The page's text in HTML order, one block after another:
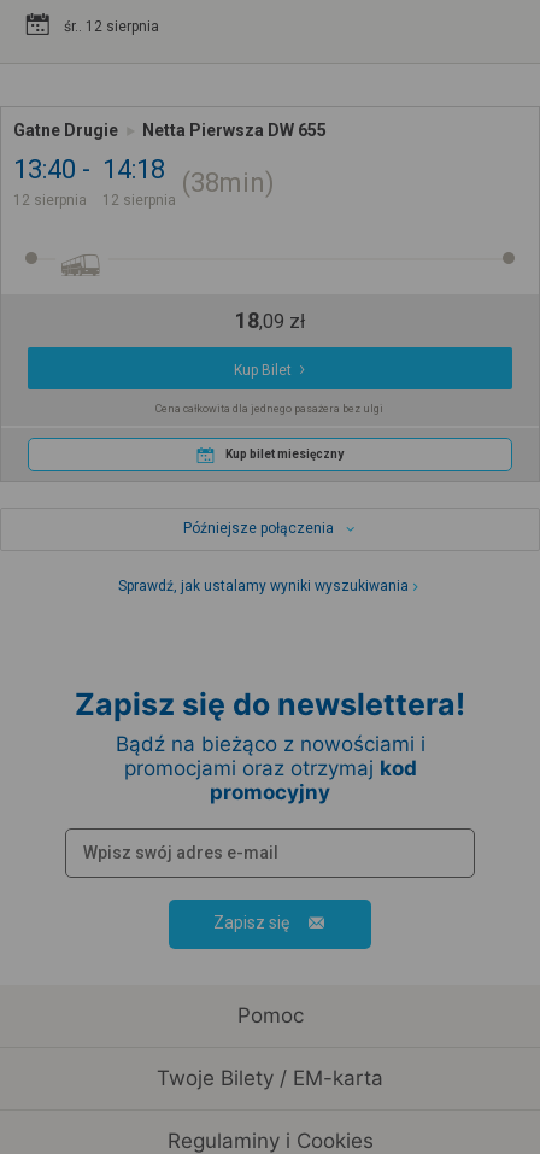
śr.. 12 sierpnia
Gatne Drugie Netta Pierwsza DW 655
13:40
12 sierpnia
14:18
12 sierpnia
38min
18,09 zł
Kup Bilet
Cena całkowita dla jednego pasażera bez ulgi
Kup bilet miesięczny
Późniejsze połączenia
Sprawdź, jak ustalamy wyniki wyszukiwania
Zapisz się do newslettera!
Bądź na bieżąco z nowościami i
promocjami oraz otrzymaj kod
promocyjny
Zapisz się
Pomoc
Twoje Bilety / EM-karta
Regulaminy i Cookies